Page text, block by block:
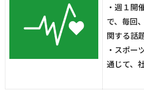
・週１開
で、毎回
関する話
・スポー
通じて、